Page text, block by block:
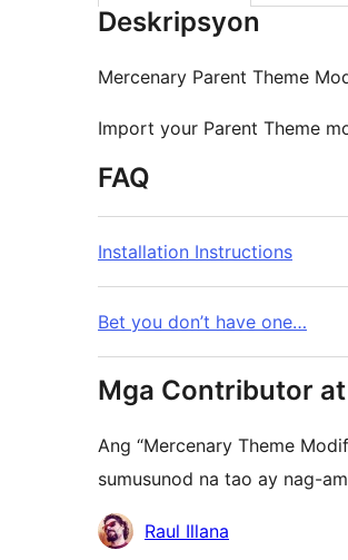
Deskripsyon
Mercenary Parent Theme
Import your Parent Theme
FAQ
Installation Instructions
Bet you don’t have one…
Mga Contributor
Ang “Mercenary Theme
sumusunod na tao ay nag-
Mga Raul Illana